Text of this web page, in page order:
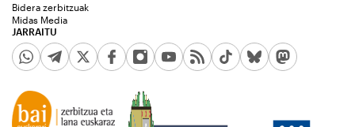
JARRAITU
Bidera zerbitzuak
Midas Media